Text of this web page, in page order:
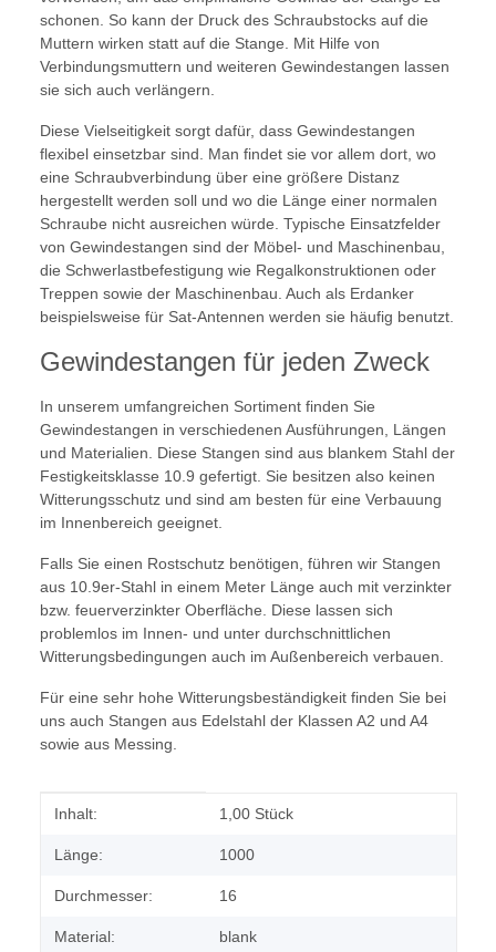
schonen. So kann der Druck des Schraubstocks auf die
Muttern wirken statt auf die Stange. Mit Hilfe von
Verbindungsmuttern und weiteren Gewindestangen lassen
sie sich auch verlängern.
Diese Vielseitigkeit sorgt dafür, dass Gewindestangen
flexibel einsetzbar sind. Man findet sie vor allem dort, wo
eine Schraubverbindung über eine größere Distanz
hergestellt werden soll und wo die Länge einer normalen
Schraube nicht ausreichen würde. Typische Einsatzfelder
von Gewindestangen sind der Möbel- und Maschinenbau,
die Schwerlastbefestigung wie Regalkonstruktionen oder
Treppen sowie der Maschinenbau. Auch als Erdanker
beispielsweise für Sat-Antennen werden sie häufig benutzt.
Gewindestangen für jeden Zweck
In unserem umfangreichen Sortiment finden Sie
Gewindestangen in verschiedenen Ausführungen, Längen
und Materialien. Diese Stangen sind aus blankem Stahl der
Festigkeitsklasse 10.9 gefertigt. Sie besitzen also keinen
Witterungsschutz und sind am besten für eine Verbauung
im Innenbereich geeignet.
Falls Sie einen Rostschutz benötigen, führen wir Stangen
aus 10.9er-Stahl in einem Meter Länge auch mit verzinkter
bzw. feuerverzinkter Oberfläche. Diese lassen sich
problemlos im Innen- und unter durchschnittlichen
Witterungsbedingungen auch im Außenbereich verbauen.
Für eine sehr hohe Witterungsbeständigkeit finden Sie bei
uns auch Stangen aus Edelstahl der Klassen A2 und A4
sowie aus Messing.
Produkteigenschaft
Wert
Inhalt: 1,00 Stück
Länge: 1000
Durchmesser: 16
Material: blank